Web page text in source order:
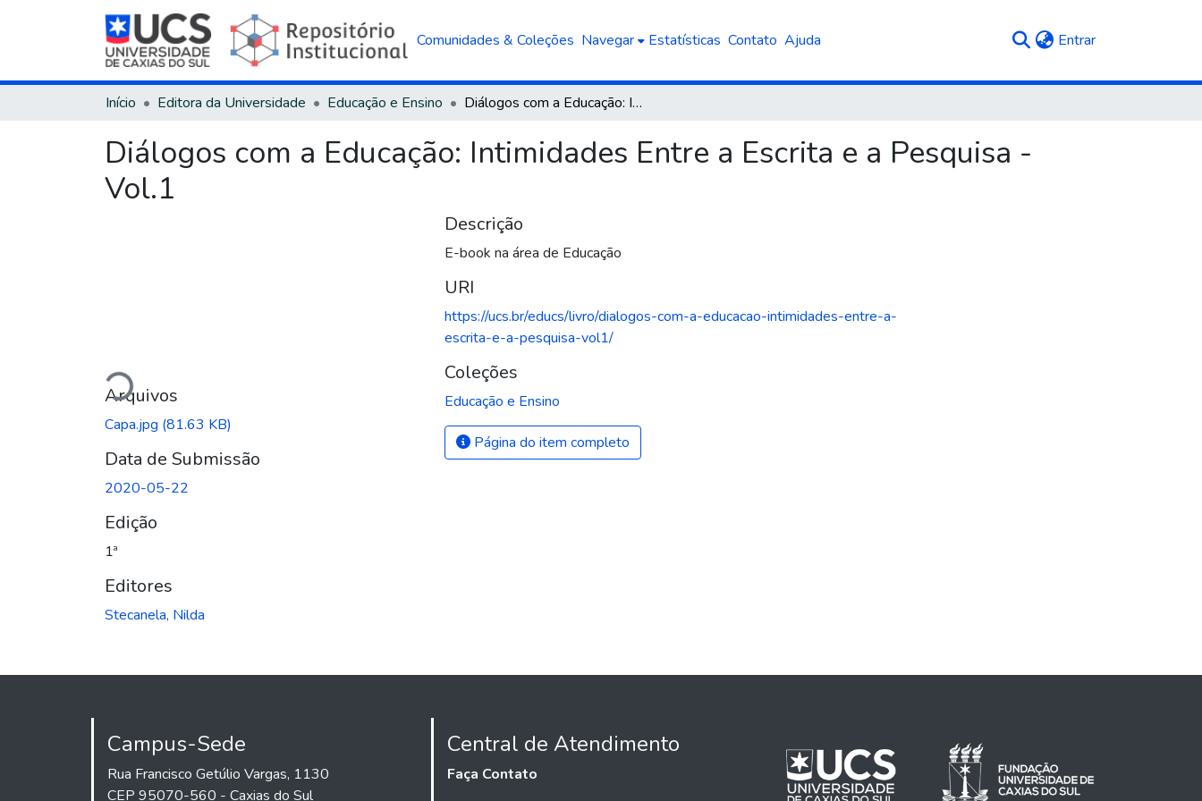
Comunidades & Coleções Navegar Estatísticas Contato Ajuda Entrar(current)
Início Editora da Universidade Educação e Ensino Diálogos com a Educação: Intimidades Entre a Escrita e a Pesquisa - Vol.1
Diálogos com a Educação: Intimidades Entre a Escrita e a Pesquisa -
Vol.1
Carregando...
Arquivos
Capa.jpg (81.63 KB)
Data de Submissão
2020-05-22
Edição
1ª
Editores
Stecanela, Nilda
Descrição
E-book na área de Educação
URI
https://ucs.br/educs/livro/dialogos-com-a-educacao-intimidades-entre-a-
escrita-e-a-pesquisa-vol1/
Coleções
Educação e Ensino
Página do item completo
Campus-Sede
Rua Francisco Getúlio Vargas, 1130
CEP 95070-560 - Caxias do Sul
Central de Atendimento
Faça Contato